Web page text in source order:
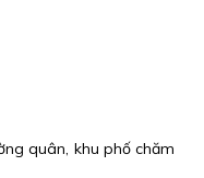
quân, khu phố chăm